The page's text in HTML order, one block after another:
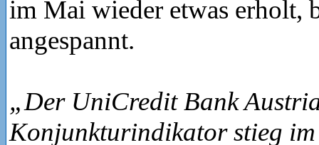
im Mai wieder etwas erholt,
angespannt.
„Der UniCredit Bank
Konjunkturindikator stieg